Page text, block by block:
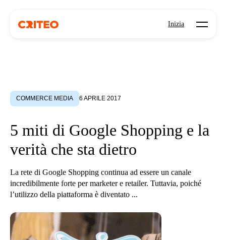
Inizia Open
COMMERCE MEDIA 6 APRILE 2017
5 miti di Google Shopping e la
verità che sta dietro
La rete di Google Shopping continua ad essere un canale
incredibilmente forte per marketer e retailer. Tuttavia, poiché
l’utilizzo della piattaforma è diventato ...